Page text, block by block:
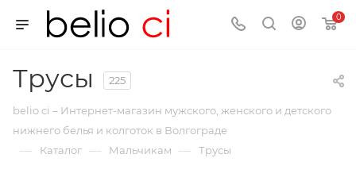
0
Трусы 225
belio ci – Интернет-магазин мужского, женского и детского
нижнего белья и колготок в Волгограде
— Каталог — Мальчикам — Трусы